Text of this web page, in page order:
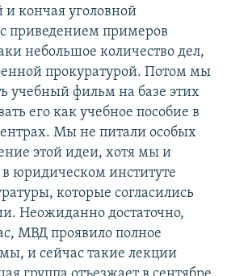
кончая уголовной
с приведением примеров
небольшое количество дел,
прокуратурой. Потом мы
учебный фильм на базе этих
его как учебное пособие в
Мы не питали особых
этой идеи, хотя мы и
юридическом институте
которые согласились
Неожиданно достаточно,
МВД проявило полное
и сейчас такие лекции